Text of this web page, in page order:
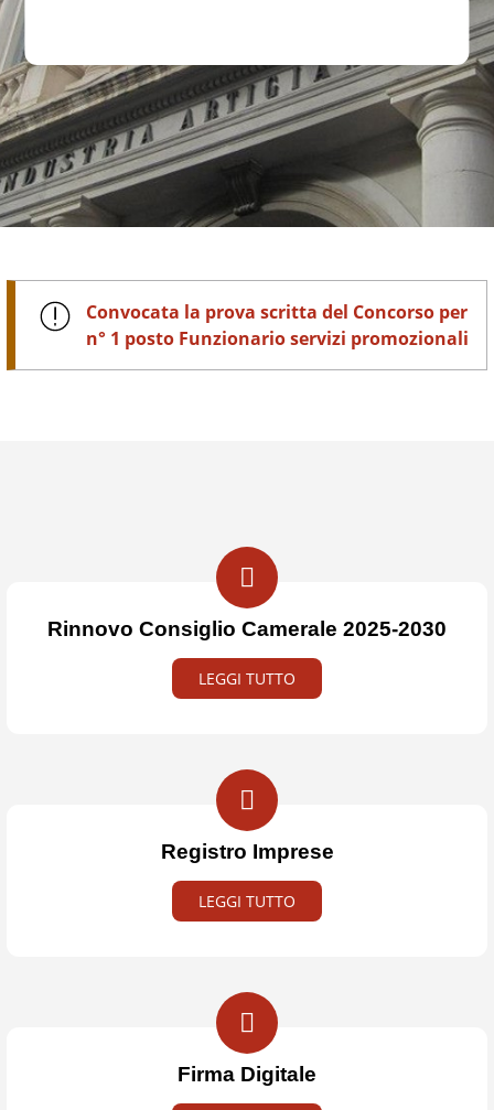
Convocata la prova scritta del Concorso per
n° 1 posto Funzionario servizi promozionali
Rinnovo Consiglio Camerale 2025-2030
LEGGI TUTTO
Registro Imprese
LEGGI TUTTO
Firma Digitale